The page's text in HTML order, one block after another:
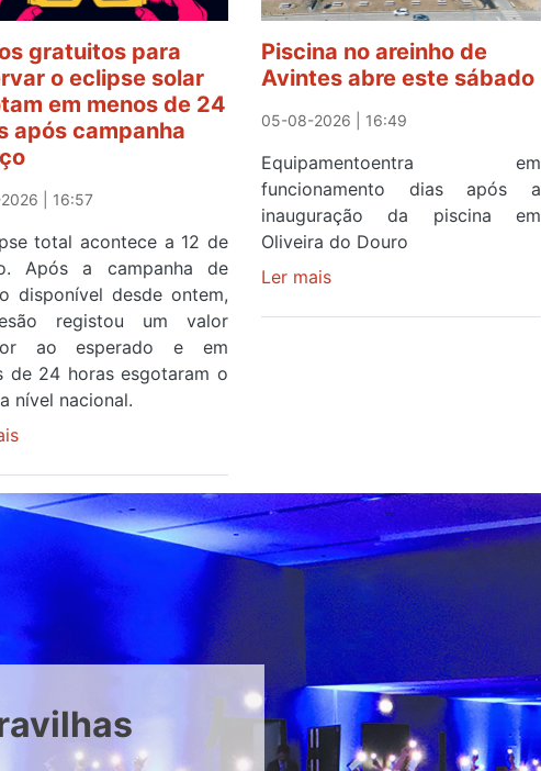
gratuitos para
o eclipse solar
em menos de 24
após campanha
| 16:57
total acontece a 12 de
Após a campanha de
disponível desde ontem,
registou um valor
ao esperado e em
de 24 horas esgotaram o
nível nacional.
sobre
gratuitos
para
esgotam
de
Piscina no areinho de
Avintes abre este sábado
05-08-2026 | 16:49
Equipamentoentra em
funcionamento dias após a
inauguração da piscina em
Oliveira do Douro
Ler maissobre
sábado